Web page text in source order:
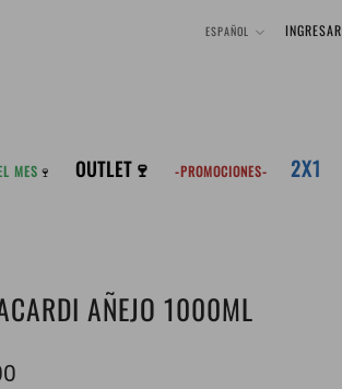
MES 🍷 OUTLET🍷 -PROMOCIONES- 2X1
IDIOMA
ESPAÑOL INGRESAR
AÑEJO 1000ML